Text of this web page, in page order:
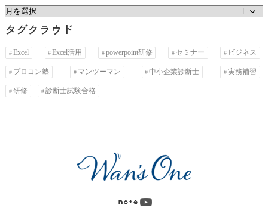
ゴ
リ
ー
ア
ー
カ
イ
ブ
タグクラウド
Excel Excel活用 powerpoint研修 セミナー ビジネス
プロコン塾 マンツーマン 中小企業診断士 実務補習
研修 診断士試験合格